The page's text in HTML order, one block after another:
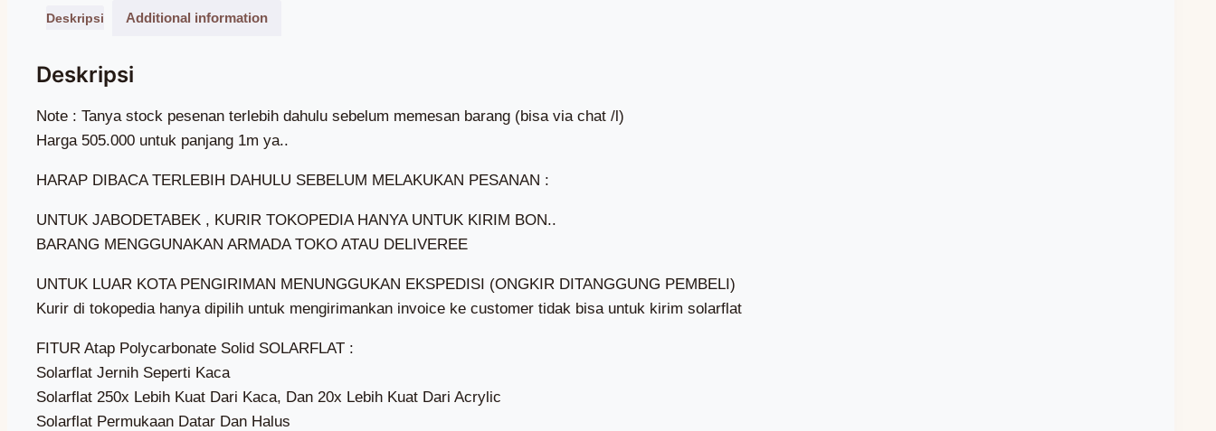
Additional information
Note : Tanya stock pesenan terlebih dahulu sebelum memesan barang (bisa via chat /l)
Harga 505.000 untuk panjang 1m ya..
HARAP DIBACA TERLEBIH DAHULU SEBELUM MELAKUKAN PESANAN :
UNTUK JABODETABEK , KURIR TOKOPEDIA HANYA UNTUK KIRIM BON..
BARANG MENGGUNAKAN ARMADA TOKO ATAU DELIVEREE
UNTUK LUAR KOTA PENGIRIMAN MENUNGGUKAN EKSPEDISI (ONGKIR DITANGGUNG PEMBELI)
Kurir di tokopedia hanya dipilih untuk mengirimankan invoice ke customer tidak bisa untuk kirim solarflat
FITUR Atap Polycarbonate Solid SOLARFLAT :
Solarflat Jernih Seperti Kaca
Solarflat 250x Lebih Kuat Dari Kaca, Dan 20x Lebih Kuat Dari Acrylic
Solarflat Permukaan Datar Dan Halus